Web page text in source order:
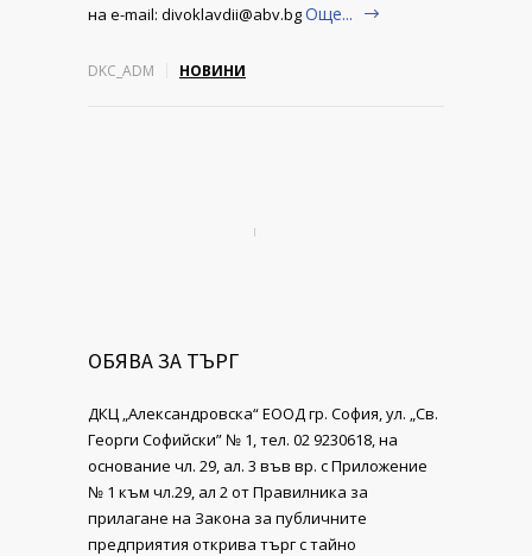
на e-mail: divoklavdii@abv.bgОще...
DKC_ADM НОВИНИ
ОБЯВА ЗА ТЪРГ
ДКЦ „Александровска“ ЕООД гр. София, ул. „Св.
Георги Софийски” № 1, тел. 02 9230618, на
основание чл. 29, ал. 3 във вр. с Приложение
№ 1 към чл.29, ал 2 от Правилника за
прилагане на Закона за публичните
предприятия открива търг с тайно